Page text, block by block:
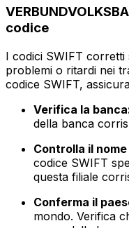
codice
I codici SWIFT
problemi o ritardi nei
codice SWIFT,
Verifica la
della banca
Controlla il
codice SWIFT
questa filiale
Conferma il
mondo. Verifica